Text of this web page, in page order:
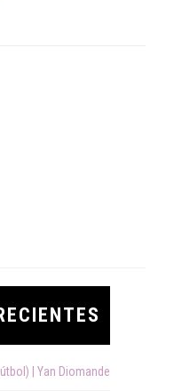
| Yan Diomande